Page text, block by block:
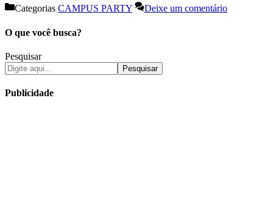
Categorias CAMPUS PARTY Deixe um comentário
O que você busca?
Pesquisar
Pesquisar
Publicidade